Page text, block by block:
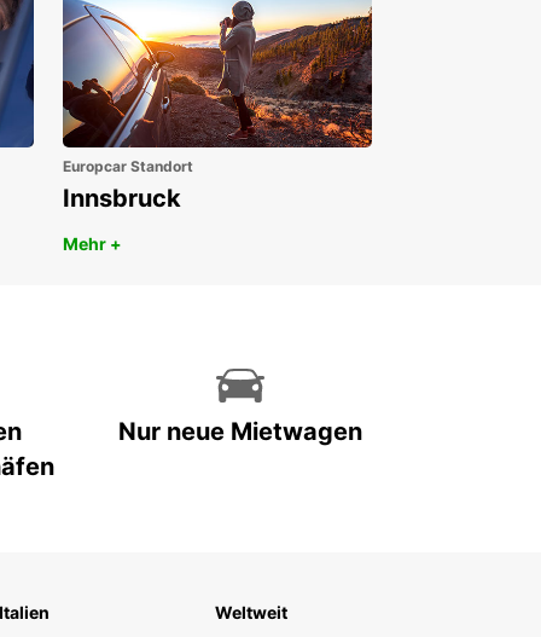
Europcar Standort
Innsbruck
Mehr +
Nur neue Mietwagen
Italien
Weltweit